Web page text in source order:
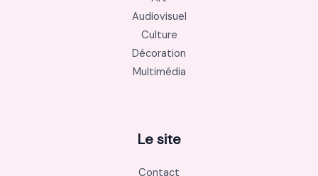
Audiovisuel
Culture
Décoration
Multimédia
Le site
Contact